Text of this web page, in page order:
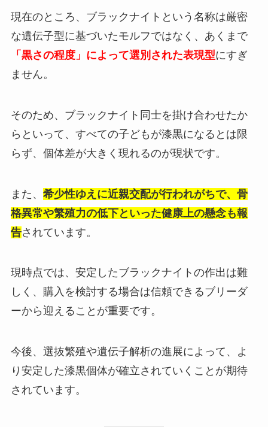
現在のところ、ブラックナイトという名称は厳密
な遺伝子型に基づいたモルフではなく、あくまで
「黒さの程度」によって選別された表現型にすぎ
ません。
そのため、ブラックナイト同士を掛け合わせたか
らといって、すべての子どもが漆黒になるとは限
らず、個体差が大きく現れるのが現状です。
また、 希少性ゆえに近親交配が行われがちで、骨
格異常や繁殖力の低下といった健康上の懸念も報
告されています。
現時点では、安定したブラックナイトの作出は難
しく、購入を検討する場合は信頼できるブリーダ
ーから迎えることが重要です。
今後、選抜繁殖や遺伝子解析の進展によって、よ
り安定した漆黒個体が確立されていくことが期待
されています。